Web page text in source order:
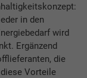
in den
wird
Ergänzend
die
Vorteile